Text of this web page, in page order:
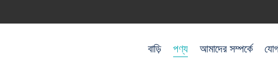
বাড়ি পণ্য আমাদের সম্পর্কে